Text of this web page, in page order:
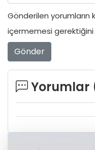
Gönderilen yorumların
içermemesi gerektiğini
Gönder
Yorumlar